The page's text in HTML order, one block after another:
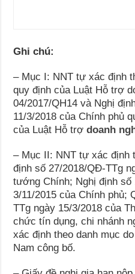
Ghi chú:
– Mục I: NNT tự xác định
quy định của Luật Hỗ trợ
04/2017/QH14 và Nghị
11/3/2018 của Chính phủ
của Luật Hỗ trợdoanh
– Mục II: NNT tự xác định
định số 27/2018/QĐ-TTg
tướng Chính; Nghị định số
3/11/2015 của Chính phủ;
TTg ngày 15/3/2018 của
chức tín dụng, chi nhánh
xác định theo danh mục
Nam công bố.